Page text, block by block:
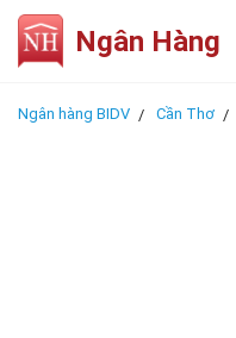
Ngân Hàng
Ngân hàng BIDV Cần Thơ